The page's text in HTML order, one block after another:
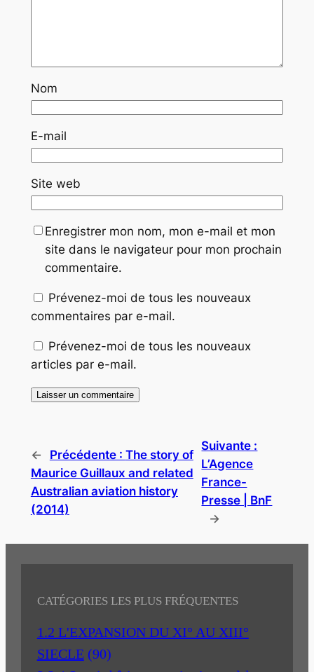
Nom
E-mail
Site web
Enregistrer mon nom, mon e-mail et mon
site dans le navigateur pour mon prochain
commentaire.
Prévenez-moi de tous les nouveaux
commentaires par e-mail.
Prévenez-moi de tous les nouveaux
articles par e-mail.
← Précédente : The story of
Maurice Guillaux and related
Australian aviation history
(2014)
Suivante :
L’Agence
France-
Presse | BnF
→
CATÉGORIES LES PLUS FRÉQUENTES
1.2 L'EXPANSION DU XI° AU XIII°
SIECLE (90)